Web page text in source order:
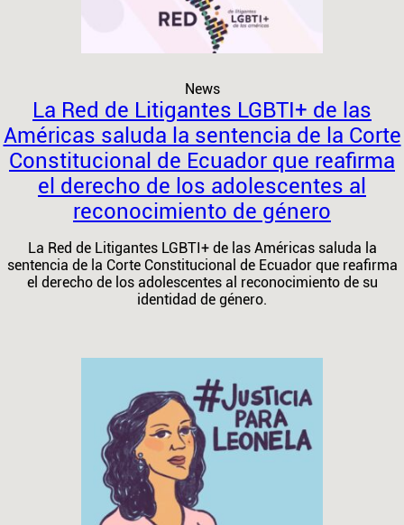
News
La Red de Litigantes LGBTI+ de las
Américas saluda la sentencia de la Corte
Constitucional de Ecuador que reafirma
el derecho de los adolescentes al
reconocimiento de género
La Red de Litigantes LGBTI+ de las Américas saluda la
sentencia de la Corte Constitucional de Ecuador que reafirma
el derecho de los adolescentes al reconocimiento de su
identidad de género.